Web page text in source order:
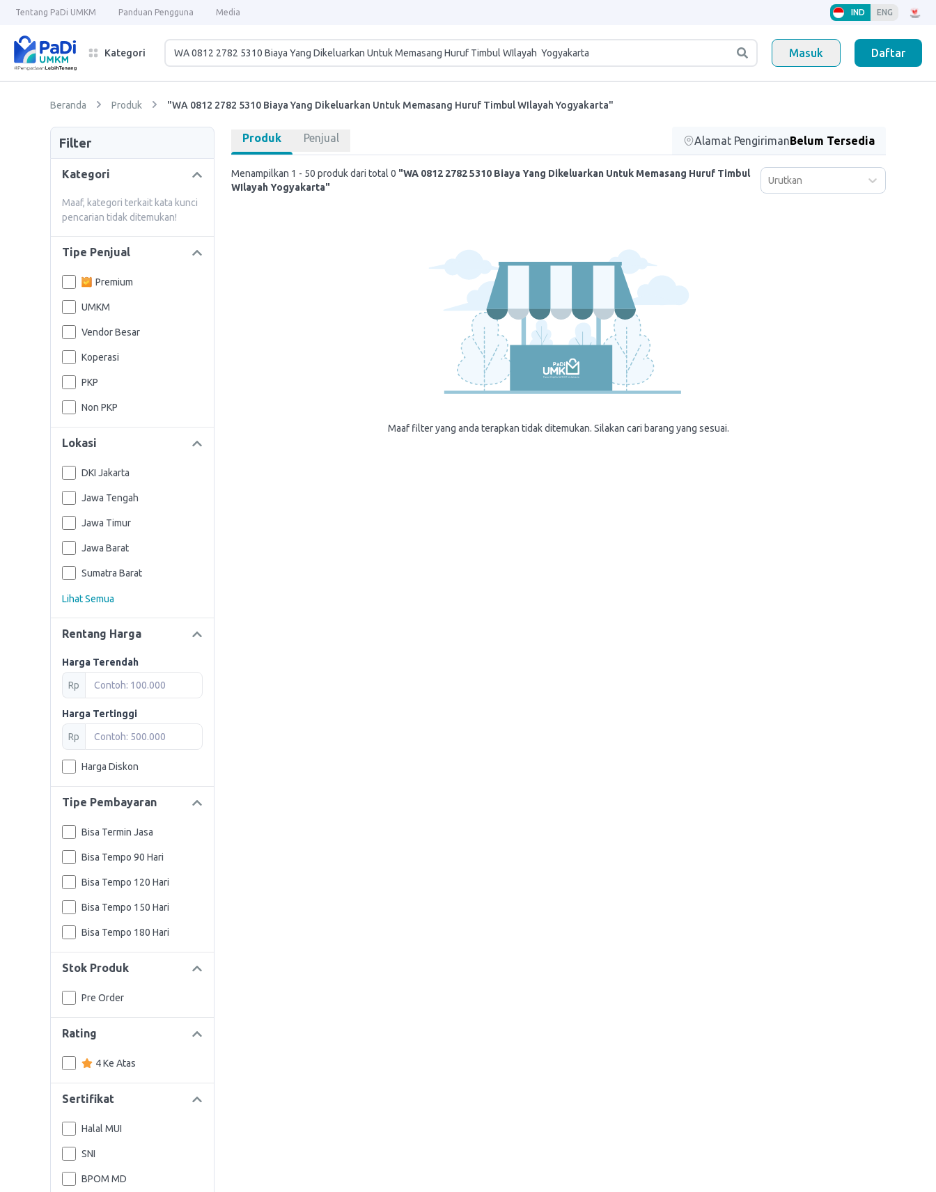
Tentang PaDi UMKM Panduan Pengguna Media IND ENG
Kategori Masuk Daftar
Beranda Produk "WA 0812 2782 5310 Biaya Yang Dikeluarkan Untuk Memasang Huruf Timbul WIlayah Yogyakarta"
Filter
Kategori
Maaf, kategori terkait kata kunci
pencarian tidak ditemukan!
Tipe Penjual
Premium
UMKM
Vendor Besar
Koperasi
PKP
Non PKP
Lokasi
DKI Jakarta
Jawa Tengah
Jawa Timur
Jawa Barat
Sumatra Barat
Lihat Semua
Rentang Harga
Harga Terendah
Rp
Harga Tertinggi
Rp
Harga Diskon
Tipe Pembayaran
Bisa Termin Jasa
Bisa Tempo 90 Hari
Bisa Tempo 120 Hari
Bisa Tempo 150 Hari
Bisa Tempo 180 Hari
Stok Produk
Pre Order
Rating
4 Ke Atas
Sertifikat
Halal MUI
SNI
BPOM MD
Produk Penjual Alamat PengirimanBelum Tersedia
Menampilkan 1 - 50 produk dari total 0 "WA 0812 2782 5310 Biaya Yang Dikeluarkan Untuk Memasang Huruf Timbul
WIlayah Yogyakarta"
Urutkan
Maaf filter yang anda terapkan tidak ditemukan. Silakan cari barang yang sesuai.